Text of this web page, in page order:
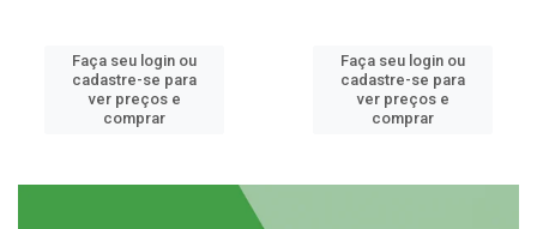
Faça seu login ou
cadastre-se para
ver preços e
comprar
Faça seu login ou
cadastre-se para
ver preços e
comprar